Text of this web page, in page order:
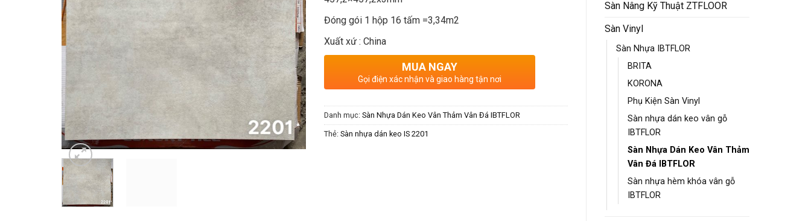
Sàn Nâng Kỹ Thuật ZTFLOOR
Sàn Vinyl
Sàn Nhựa IBTFLOR
BRITA
KORONA
Phụ Kiện Sàn Vinyl
Sàn nhựa dán keo vân gỗ
IBTFLOR
Sàn Nhựa Dán Keo Vân Thảm
Vân Đá IBTFLOR
Sàn nhựa hèm khóa vân gỗ
IBTFLOR
Đóng gói 1 hộp 16 tấm =3,34m2
Xuất xứ : China
MUA NGAY
Gọi điện xác nhận và giao hàng tận nơi
Danh mục: Sàn Nhựa Dán Keo Vân Thảm Vân Đá IBTFLOR
Thẻ: Sàn nhựa dán keo IS 2201